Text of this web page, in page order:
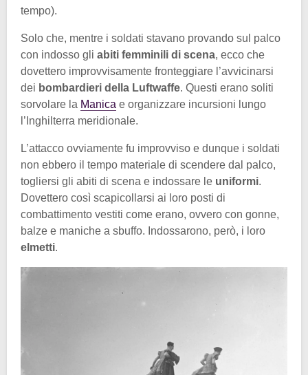
tempo).
Solo che, mentre i soldati stavano provando sul palco
con indosso gli abiti femminili di scena, ecco che
dovettero improvvisamente fronteggiare l’avvicinarsi
dei bombardieri della Luftwaffe. Questi erano soliti
sorvolare la Manica e organizzare incursioni lungo
l’Inghilterra meridionale.
L’attacco ovviamente fu improvviso e dunque i soldati
non ebbero il tempo materiale di scendere dal palco,
togliersi gli abiti di scena e indossare le uniformi.
Dovettero così scapicollarsi ai loro posti di
combattimento vestiti come erano, ovvero con gonne,
balze e maniche a sbuffo. Indossarono, però, i loro
elmetti.